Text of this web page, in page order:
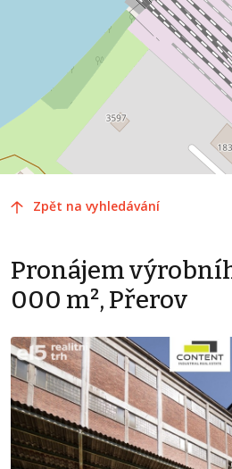
Zpět na vyhledávání
Pronájem
000 m², Přerov